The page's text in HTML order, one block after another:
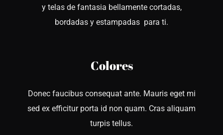
y telas de fantasia bellamente cortadas,
bordadas y estampadas para ti.
Colores
Donec faucibus consequat ante. Mauris eget mi
sed ex efficitur porta id non quam. Cras aliquam
turpis tellus.